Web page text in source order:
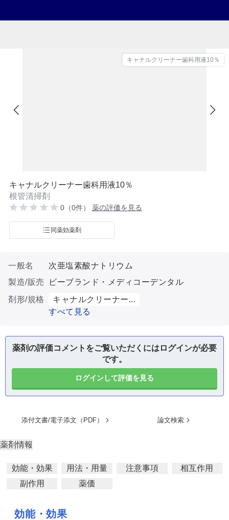
キャナルクリーナー歯科用液10％
キャナルクリーナー歯科用液10％
根管清掃剤
0（0件） 薬の評価を見る
同薬効薬剤
一般名
次亜塩素酸ナトリウム
製造/販売
ビーブランド・メディコーデンタル
剤形/規格
キャナルクリーナー...
すべて見る
薬剤の評価コメントをご覧いただくにはログインが必要
です。
ログインして評価を見る
添付文書/電子添文（PDF） 論文検索
薬剤情報
効能・効果 用法・用量 注意事項
相互作用
副作用
薬価
効能・効果